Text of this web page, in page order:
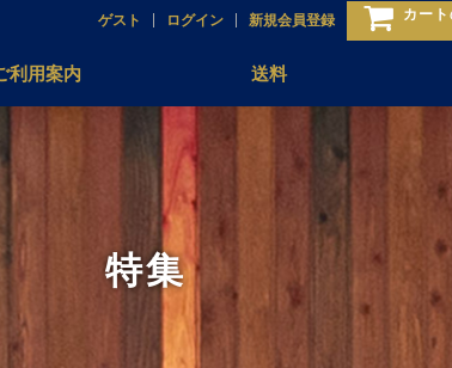
ゲスト ログイン 新規会員登録 カート
利用案内 送料
特集